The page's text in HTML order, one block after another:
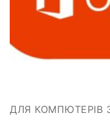
ДЛЯ КОМПЮТЕРІВ З